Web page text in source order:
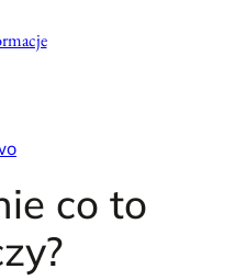
co to